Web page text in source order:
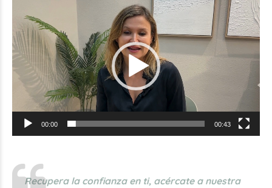
vídeo
00:00 00:43
Recupera la confianza en ti, acércate a nuestra